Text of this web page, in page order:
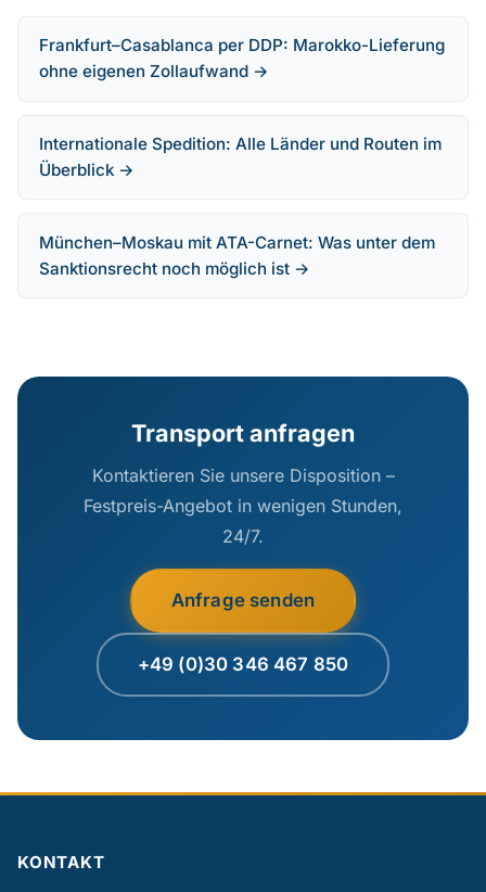
Frankfurt–Casablanca per DDP: Marokko-Lieferung
ohne eigenen Zollaufwand →
Internationale Spedition: Alle Länder und Routen im
Überblick →
München–Moskau mit ATA-Carnet: Was unter dem
Sanktionsrecht noch möglich ist →
Transport anfragen
Kontaktieren Sie unsere Disposition –
Festpreis-Angebot in wenigen Stunden,
24/7.
Anfrage senden
+49 (0)30 346 467 850
KONTAKT